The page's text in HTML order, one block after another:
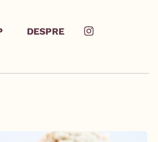
DESPRE